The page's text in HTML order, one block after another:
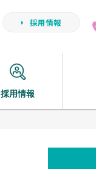
採用情報
採用情報